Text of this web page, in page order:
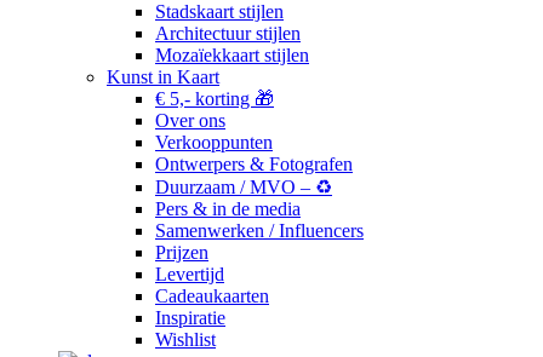
Stadskaart stijlen
Architectuur stijlen
Mozaïekkaart stijlen
Kunst in Kaart
€ 5,- korting 🎁
Over ons
Verkooppunten
Ontwerpers & Fotografen
Duurzaam / MVO – ♻️
Pers & in de media
Samenwerken / Influencers
Prijzen
Levertijd
Cadeaukaarten
Inspiratie
Wishlist